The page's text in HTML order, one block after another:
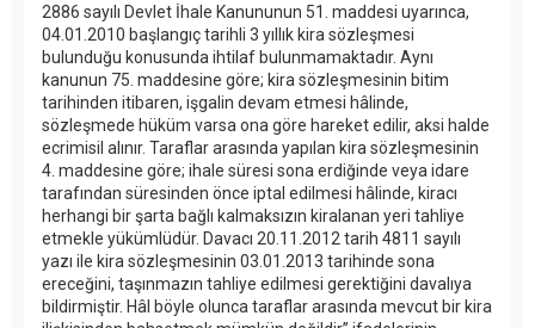
2886 sayılı Devlet İhale Kanununun 51. maddesi uyarınca,
04.01.2010 başlangıç tarihli 3 yıllık kira sözleşmesi
bulunduğu konusunda ihtilaf bulunmamaktadır. Aynı
kanunun 75. maddesine göre; kira sözleşmesinin bitim
tarihinden itibaren, işgalin devam etmesi hâlinde,
sözleşmede hüküm varsa ona göre hareket edilir, aksi halde
ecrimisil alınır. Taraflar arasında yapılan kira sözleşmesinin
4. maddesine göre; ihale süresi sona erdiğinde veya idare
tarafından süresinden önce iptal edilmesi hâlinde, kiracı
herhangi bir şarta bağlı kalmaksızın kiralanan yeri tahliye
etmekle yükümlüdür. Davacı 20.11.2012 tarih 4811 sayılı
yazı ile kira sözleşmesinin 03.01.2013 tarihinde sona
ereceğini, taşınmazın tahliye edilmesi gerektiğini davalıya
bildirmiştir. Hâl böyle olunca taraflar arasında mevcut bir kira